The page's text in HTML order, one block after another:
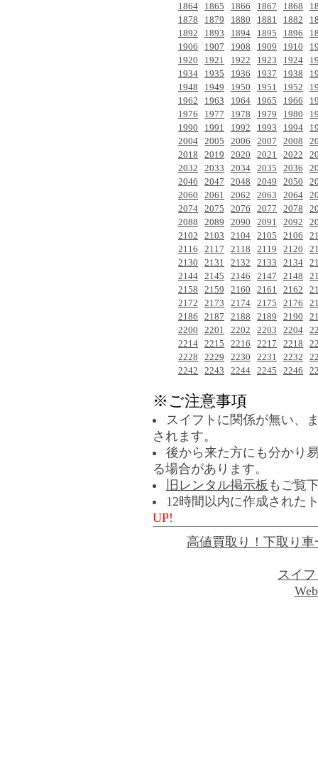
1864
1865 1866 1867 1868
1878
1879 1880 1881 1882
1892
1893 1894 1895 1896
1906
1907 1908 1909 1910
1920
1921 1922 1923 1924
1934
1935 1936 1937 1938
1948
1949 1950 1951 1952
1962
1963 1964 1965 1966
1976
1977 1978 1979 1980
1990
1991 1992 1993 1994
2004 2005 2006 2007 2008
2018
2019 2020 2021 2022
2032
2033 2034 2035 2036
2046
2047 2048 2049 2050
2060
2061 2062 2063 2064
2074 2075 2076 2077 2078
2088
2089 2090 2091 2092
2102
2103 2104 2105 2106
2116
2117 2118 2119 2120
2130
2131 2132 2133 2134
2144 2145 2146 2147 2148
2158
2159 2160 2161 2162
2172
2173 2174 2175 2176
2186
2187 2188 2189 2190
2200
2201 2202 2203 2204
2214 2215 2216 2217 2218
2228
2229 2230 2231 2232
2242
2243 2244 2245 2246
※ご注意事項
スイフトに関係が無い、
されます。
後から来た方にも分かり
る場合があります。
旧レンタル掲示板 もご覧
12時間以内に作成された
UP!
高値買取り！下取り車
スイ